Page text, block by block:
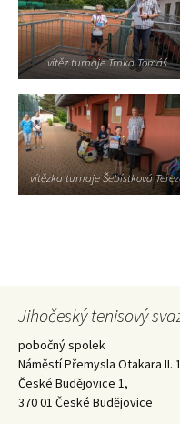
vítěz turnaje Trnka Tomáš
vítězka turnaje Šebístková
Jihočeský tenisový
pobočný spolek
Náměstí Přemysla Otakara II.
České Budějovice 1,
370 01 České Budějovice